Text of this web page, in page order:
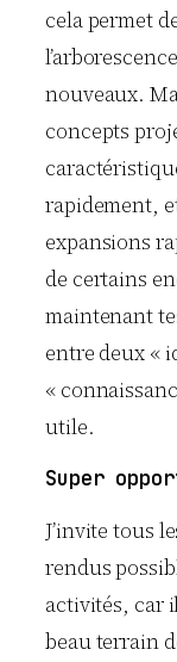
cela permet
nouveaux.
concepts
rapidement,
expansions
de certains
maintenant
entre deux «
«
utile.
Super
J’invite tous
rendus
activités, car
beau terrain